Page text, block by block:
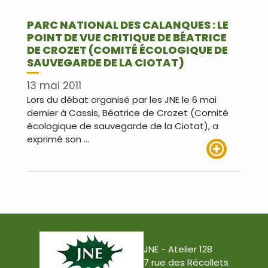
PARC NATIONAL DES CALANQUES : LE
POINT DE VUE CRITIQUE DE BÉATRICE
DE CROZET (COMITÉ ÉCOLOGIQUE DE
SAUVEGARDE DE LA CIOTAT)
13 mai 2011
Lors du débat organisé par les JNE le 6 mai
dernier à Cassis, Béatrice de Crozet (Comité
écologique de sauvegarde de la Ciotat), a
exprimé son …
JNE - Atelier 128
7 rue des Récollets